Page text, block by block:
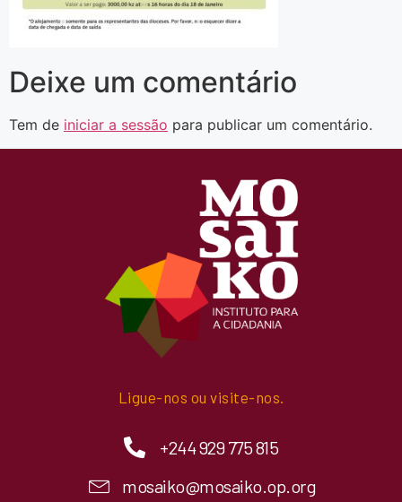
Deixe um comentário
Tem de iniciar a sessão para publicar um comentário.
Ligue-nos ou visite-nos.
+244 929 775 815
mosaiko@mosaiko.op.org